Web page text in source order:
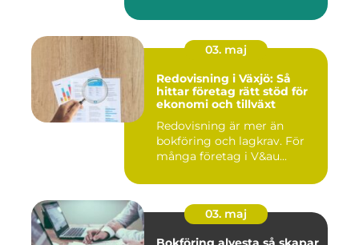
03. maj
Redovisning i Växjö: Så
hittar företag rätt stöd för
ekonomi och tillväxt
Redovisning är mer än
bokföring och lagkrav. För
många företag i V&au...
03. maj